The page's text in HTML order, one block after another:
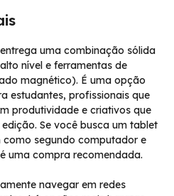
uma combinação sólida
nível e ferramentas de
magnético). É uma opção
estudantes, profissionais que
produtividade e criativos que
Se você busca um tablet
segundo computador e
uma compra recomendada.
navegar em redes